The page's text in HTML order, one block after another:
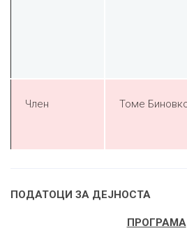
Член Томе
ПОДАТОЦИ ЗА ДЕЈНОСТА
ПРОГРАМА